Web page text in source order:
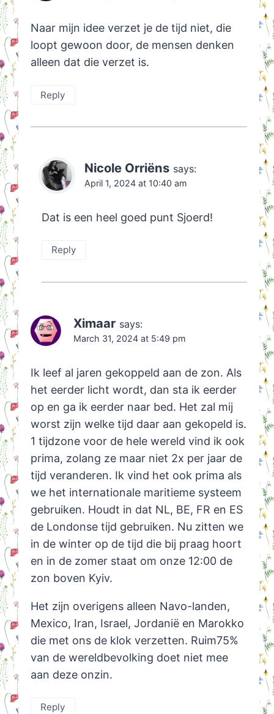
Naar mijn idee verzet je de tijd niet, die
loopt gewoon door, de mensen denken
alleen dat die verzet is.
Reply
Nicole Orriëns says:
April 1, 2024 at 10:40 am
Dat is een heel goed punt Sjoerd!
Reply
Ximaar says:
March 31, 2024 at 5:49 pm
Ik leef al jaren gekoppeld aan de zon. Als
het eerder licht wordt, dan sta ik eerder
op en ga ik eerder naar bed. Het zal mij
worst zijn welke tijd daar aan gekopeld is.
1 tijdzone voor de hele wereld vind ik ook
prima, zolang ze maar niet 2x per jaar de
tijd veranderen. Ik vind het ook prima als
we het internationale maritieme systeem
gebruiken. Houdt in dat NL, BE, FR en ES
de Londonse tijd gebruiken. Nu zitten we
in de winter op de tijd die bij praag hoort
en in de zomer staat om onze 12:00 de
zon boven Kyiv.
Het zijn overigens alleen Navo-landen,
Mexico, Iran, Israel, Jordanië en Marokko
die met ons de klok verzetten. Ruim75%
van de wereldbevolking doet niet mee
aan deze onzin.
Reply